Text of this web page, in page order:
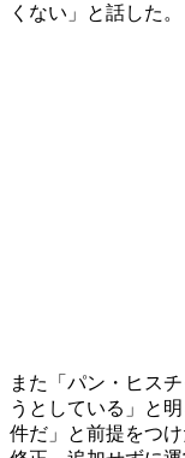
くない」と話した。
また「パン・ヒス
うとしている」と
件だ」と前提をつ